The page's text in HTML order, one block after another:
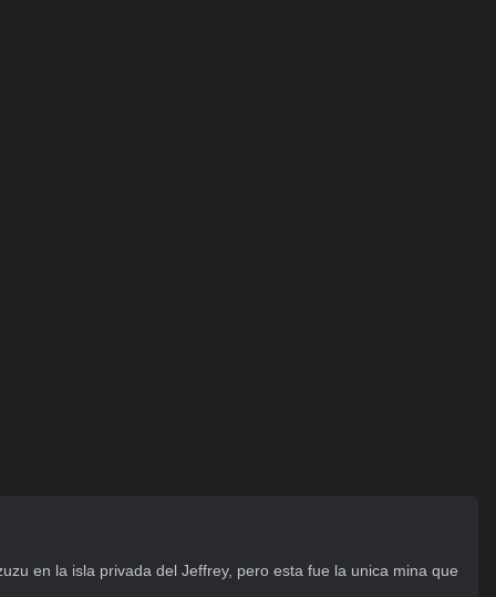
en la isla privada del Jeffrey, pero esta fue la unica mina que